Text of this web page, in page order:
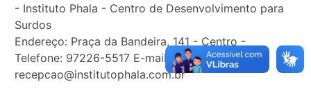
- Instituto Phala - Centro de Desenvolvimento para
Surdos
Endereço: Praça da Bandeira, 141 - Centro -
Telefone: 97226-5517 E-mail:
recepcao@institutophala.com.br